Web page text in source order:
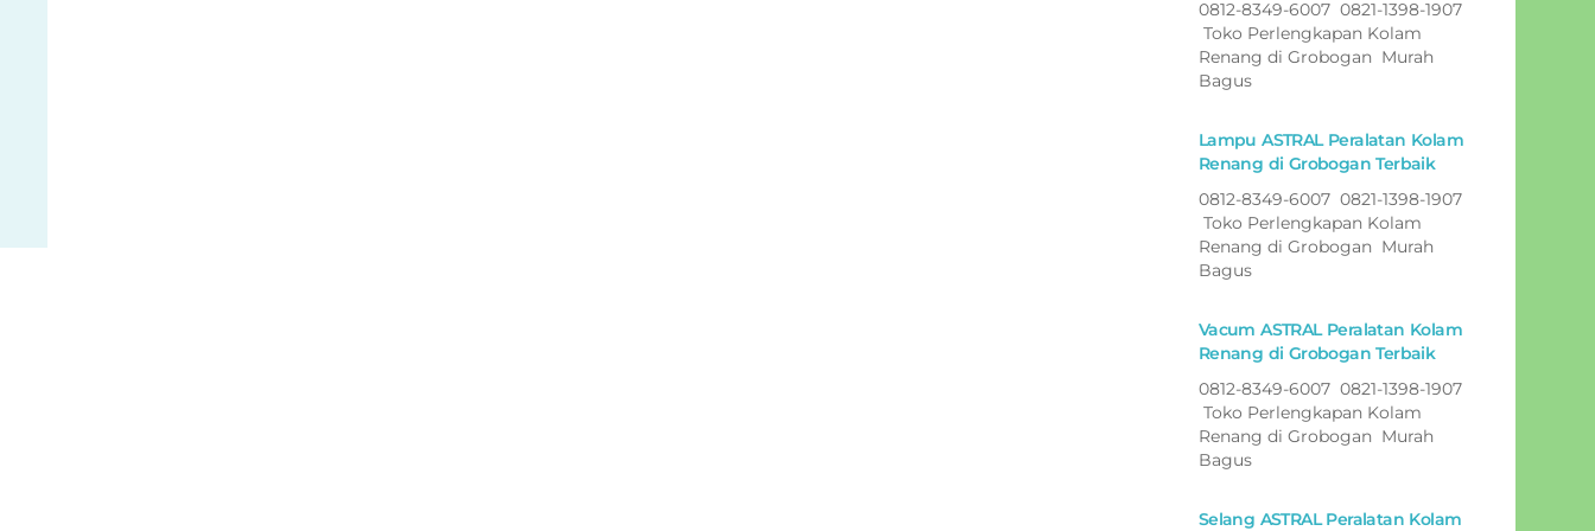
0812-8349-6007 0821-1398-1907
Toko Perlengkapan Kolam
Renang di Grobogan Murah
Bagus
Lampu ASTRAL Peralatan Kolam
Renang di Grobogan Terbaik
0812-8349-6007 0821-1398-1907
Toko Perlengkapan Kolam
Renang di Grobogan Murah
Bagus
Vacum ASTRAL Peralatan Kolam
Renang di Grobogan Terbaik
0812-8349-6007 0821-1398-1907
Toko Perlengkapan Kolam
Renang di Grobogan Murah
Bagus
Selang ASTRAL Peralatan Kolam